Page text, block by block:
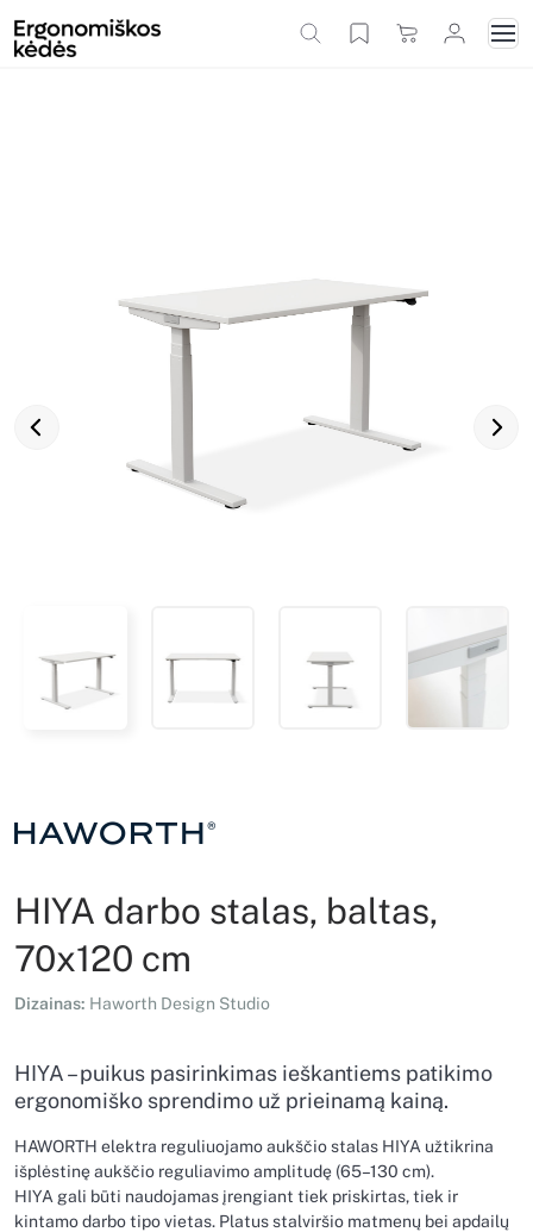
HIYA darbo stalas, baltas,
70x120 cm
Dizainas: Haworth Design Studio
HIYA – puikus pasirinkimas ieškantiems patikimo
ergonomiško sprendimo už prieinamą kainą.
HAWORTH elektra reguliuojamo aukščio stalas HIYA užtikrina
išplėstinę aukščio reguliavimo amplitudę (65–130 cm).
HIYA gali būti naudojamas įrengiant tiek priskirtas, tiek ir
kintamo darbo tipo vietas. Platus stalviršio matmenų bei apdailų